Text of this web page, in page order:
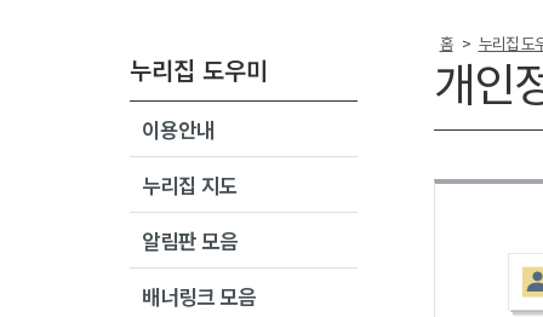
누리집 도우미
이용안내
누리집 지도
알림판 모음
배너링크 모음
홈 > 누리집 도
개인